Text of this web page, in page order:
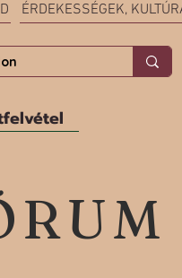
ÉRDEKESSÉGEK,